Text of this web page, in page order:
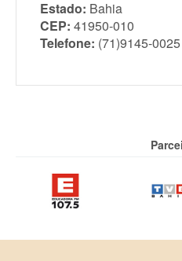
Estado: Bahia
CEP: 41950-010
Telefone: (71)9145-